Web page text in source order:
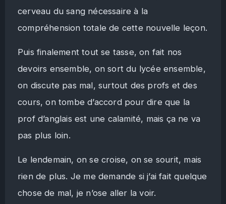
cerveau du sang nécessaire à la
compréhension totale de cette nouvelle leçon.
Puis finalement tout se tasse, on fait nos
devoirs ensemble, on sort du lycée ensemble,
on discute pas mal, surtout des profs et des
cours, on tombe d’accord pour dire que la
prof d’anglais est une calamité, mais ça ne va
pas plus loin.
Le lendemain, on se croise, on se sourit, mais
rien de plus. Je me demande si j’ai fait quelque
chose de mal, je n’ose aller la voir.